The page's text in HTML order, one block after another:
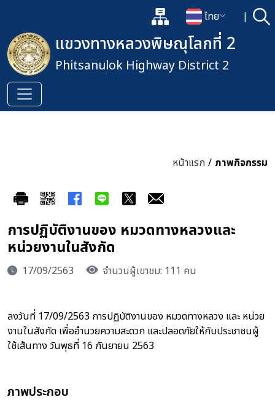
แผนผังเว็บไซต์
เปลี่ยนภาษา
ไทย | ค้
เปิดกล่องค้นหาข้อมูลหลักของเ
แขวงทางหลวงพิษณุโลกที่ 2
Phitsanulok Highway District 2
หน้าแรก / ภาพกิจกรรม
การปฏิบัติงานของ หมวดทางหลวงและ
หน่วยงานในสังกัด
17/09/2563 จำนวนผู้เขาชม: 111 คน
ลงวันที่ 17/09/2563 การปฏิบัติงานของ หมวดทางหลวง และ หน่วย
งานในสังกัด เพื่ออำนวยความสะดวก และปลอดภัยให้กับประชาชนผู้
ใช้เส้นทาง วันพุธที่ 16 กันยายน 2563
ภาพประกอบ